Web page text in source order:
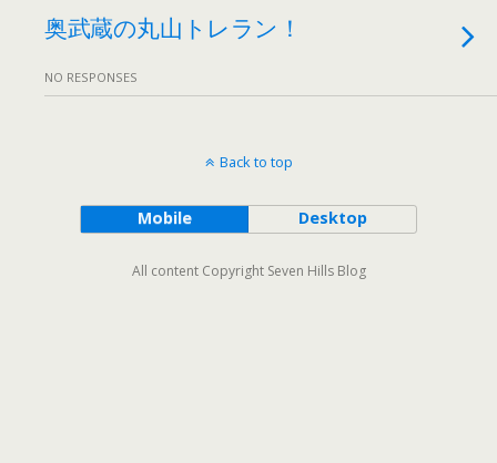
奥武蔵の丸山トレラン！
NO RESPONSES
Back to top
Mobile Desktop
All content Copyright Seven Hills Blog